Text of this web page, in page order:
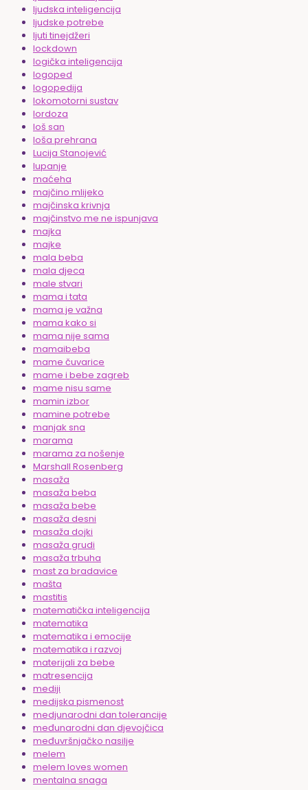
ljudska inteligencija
ljudske potrebe
ljuti tinejdžeri
lockdown
logička inteligencija
logoped
logopedija
lokomotorni sustav
lordoza
loš san
loša prehrana
Lucija Stanojević
lupanje
maćeha
majčino mlijeko
majčinska krivnja
majčinstvo me ne ispunjava
majka
majke
mala beba
mala djeca
male stvari
mama i tata
mama je važna
mama kako si
mama nije sama
mamaibeba
mame čuvarice
mame i bebe zagreb
mame nisu same
mamin izbor
mamine potrebe
manjak sna
marama
marama za nošenje
Marshall Rosenberg
masaža
masaža beba
masaža bebe
masaža desni
masaža dojki
masaža grudi
masaža trbuha
mast za bradavice
mašta
mastitis
matematička inteligencija
matematika
matematika i emocije
matematika i razvoj
materijali za bebe
matresencija
mediji
medijska pismenost
medjunarodni dan tolerancije
međunarodni dan djevojčica
međuvršnjačko nasilje
melem
melem loves women
mentalna snaga